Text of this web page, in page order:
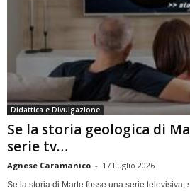
Didattica e Divulgazione
Se la storia geologica di
serie tv…
Agnese Caramanico - 17 Luglio 2026
Se la storia di Marte fosse una serie televisiva,